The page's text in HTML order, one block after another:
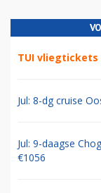
TUI vliegtickets
Jul: 8-dg cruise
Jul: 9-daagse
€1056